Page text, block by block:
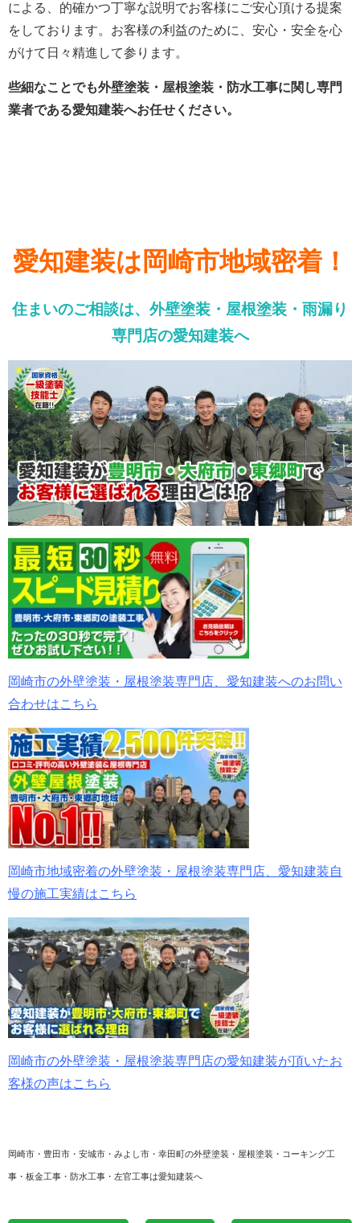
による、的確かつ丁寧な説明でお客様にご安心頂ける提案
をしております。 お客様の利益のために、安心・安全を心
がけて日々精進して参ります。
些細なことでも外壁塗装・屋根塗装・防水工事に関し専門
業者である愛知建装へお任せください。
愛知建装は岡崎市地域密着！
住まいのご相談は、外壁塗装・屋根塗装・雨漏り
専門店の愛知建装へ
岡崎市の外壁塗装・屋根塗装専門店、愛知建装へのお問い
合わせはこちら
岡崎市地域密着の外壁塗装・屋根塗装専門店、愛知建装自
慢の施工実績はこちら
岡崎市の外壁塗装・屋根塗装専門店の愛知建装が頂いたお
客様の声はこちら
岡崎市・豊田市・安城市・みよし市・幸田町の外壁塗装・屋根塗装・コーキング工
事・板金工事・防水工事・左官工事は愛知建装へ